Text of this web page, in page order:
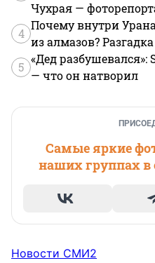
Чухрая —
4
Почему внутри
из алмазов?
5
«Дед
— что он натворил
Самые яркие
наших группах в
Новости СМИ2